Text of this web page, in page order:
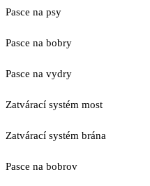
Pasce na psy
Pasce na bobry
Pasce na vydry
Zatvárací systém most
Zatvárací systém brána
Pasce na bobrov